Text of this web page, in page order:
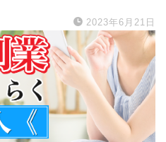
2023年6月21日